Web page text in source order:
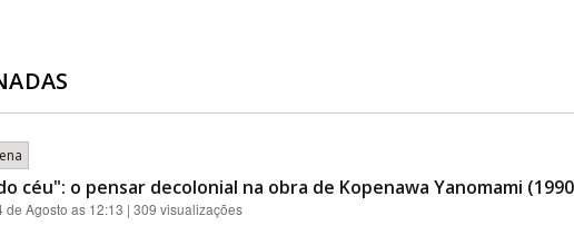
céu": o pensar decolonial na obra de Kopenawa Yanomami
de Agosto as 12:13 | 309 visualizações